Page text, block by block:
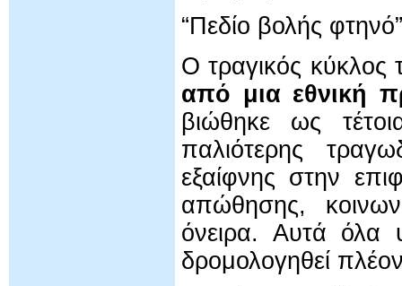
“Πεδίο βολής φτηνό”
Ο τραγικός κύκλος
από μια εθνική
βιώθηκε ως
παλιότερης
εξαίφνης στην
απώθησης,
όνειρα. Αυτά όλα
δρομολογηθεί